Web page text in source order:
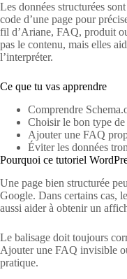
Les données structurées
code d’une page pour
fil d’Ariane, FAQ, produit
pas le contenu, mais elles
l’interpréter.
Ce que tu vas apprendre
Comprendre
Choisir le bon type de
Ajouter une FAQ
Éviter les données
Pourquoi ce tutoriel
Une page bien structurée
Google. Dans certains cas,
aussi aider à obtenir un
Le balisage doit toujours
Ajouter une FAQ invisible
pratique.